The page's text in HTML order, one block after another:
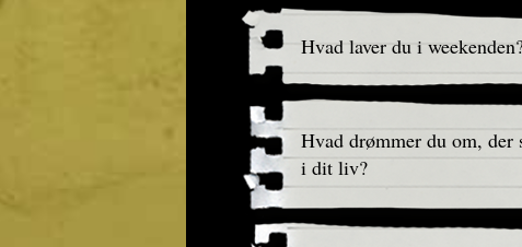
Hvad laver du i
Hvad drømmer du om, der
i dit liv?